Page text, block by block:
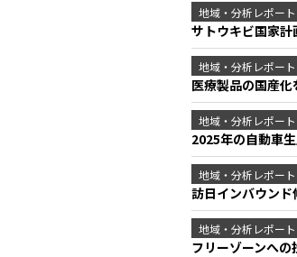
地域・分析レポート
サトウキビ国家計
地域・分析レポート
医療製品の国産化
地域・分析レポート
2025年の自動車
地域・分析レポート
訪日インバウン
地域・分析レポート
フリーゾーンへの